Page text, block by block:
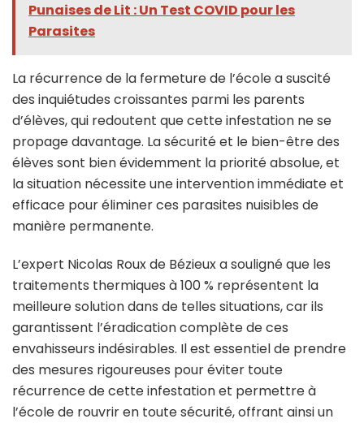
Punaises de Lit : Un Test COVID pour les
Parasites
La récurrence de la fermeture de l’école a suscité
des inquiétudes croissantes parmi les parents
d’élèves, qui redoutent que cette infestation ne se
propage davantage. La sécurité et le bien-être des
élèves sont bien évidemment la priorité absolue, et
la situation nécessite une intervention immédiate et
efficace pour éliminer ces parasites nuisibles de
manière permanente.
L’expert Nicolas Roux de Bézieux a souligné que les
traitements thermiques à 100 % représentent la
meilleure solution dans de telles situations, car ils
garantissent l’éradication complète de ces
envahisseurs indésirables. Il est essentiel de prendre
des mesures rigoureuses pour éviter toute
récurrence de cette infestation et permettre à
l’école de rouvrir en toute sécurité, offrant ainsi un